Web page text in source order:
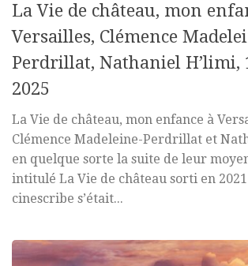
La Vie de château, mon
Versailles, Clémence
Perdrillat, Nathaniel H’limi,
2025
La Vie de château, mon enfance à
Clémence Madeleine-Perdrillat et
en quelque sorte la suite de leur
intitulé La Vie de château sorti en
cinescribe s’était...